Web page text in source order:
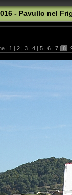
- Pavullo nel
| 1 | 2 | 3 | 4 | 5 | 6 | 7 | 8 |